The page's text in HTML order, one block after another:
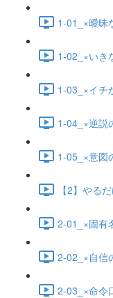
1-01_×曖昧
1-02_×いき
1-03_×イチ
1-04_×逆説
1-05_×意図
【2】やる
2-01_×固有
2-02_×自信
2-03_×命令